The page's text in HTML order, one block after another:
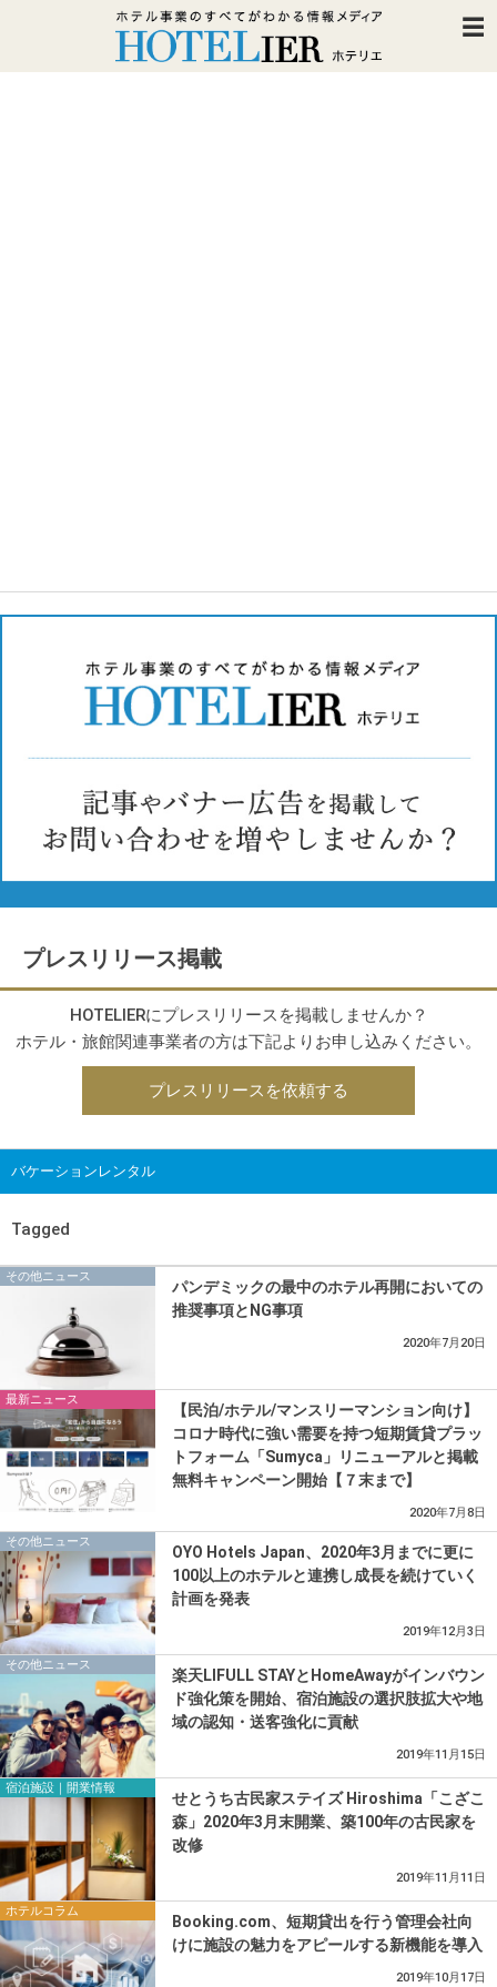
プレスリリース掲載
HOTELIERにプレスリリースを掲載しませんか？
ホテル・旅館関連事業者の方は下記よりお申し込みください。
プレスリリースを依頼する
バケーションレンタル
Tagged
その他ニュース
パンデミックの最中のホテル再開においての
推奨事項とNG事項
2020年7月20日
最新ニュース
【民泊/ホテル/マンスリーマンション向け】
コロナ時代に強い需要を持つ短期賃貸プラッ
トフォーム「Sumyca」リニューアルと掲載
無料キャンペーン開始【７末まで】
2020年7月8日
その他ニュース
OYO Hotels Japan、2020年3月までに更に
100以上のホテルと連携し成長を続けていく
計画を発表
2019年12月3日
その他ニュース
楽天LIFULL STAYとHomeAwayがインバウン
ド強化策を開始、宿泊施設の選択肢拡大や地
域の認知・送客強化に貢献
2019年11月15日
宿泊施設｜開業情報
せとうち古民家ステイズ Hiroshima「こざこ
森」2020年3月末開業、築100年の古民家を
改修
2019年11月11日
ホテルコラム
Booking.com、短期貸出を行う管理会社向
けに施設の魅力をアピールする新機能を導入
2019年10月17日